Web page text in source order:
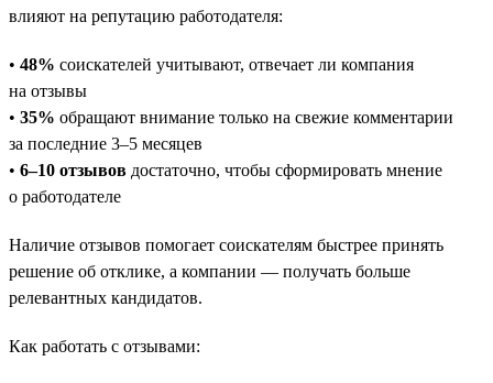
влияют на репутацию работодателя:
• 48% соискателей учитывают, отвечает ли компания
на отзывы
• 35% обращают внимание только на свежие комментарии
за последние 3–5 месяцев
• 6–10 отзывов достаточно, чтобы сформировать мнение
о работодателе
Наличие отзывов помогает соискателям быстрее принять
решение об отклике, а компании — получать больше
релевантных кандидатов.
Как работать с отзывами: